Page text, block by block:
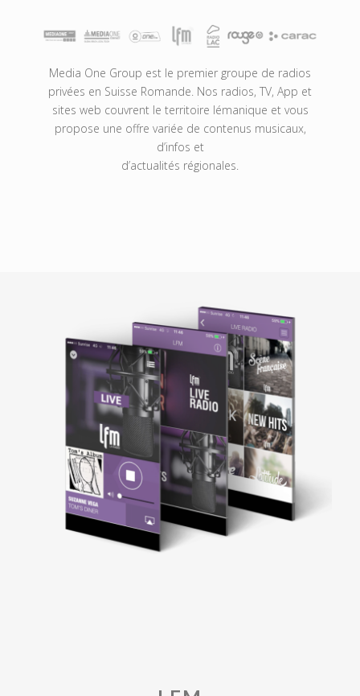
Media One Group est le premier groupe de radios
privées en Suisse Romande. Nos radios, TV, App et
sites web couvrent le territoire lémanique et vous
propose une offre variée de contenus musicaux,
d’infos et
d’actualités régionales.